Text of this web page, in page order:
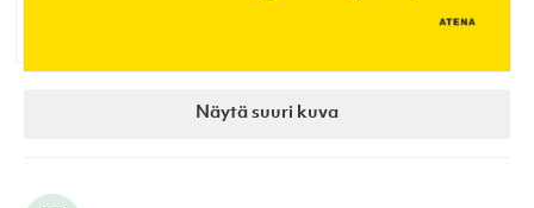
Näytä suuri kuva